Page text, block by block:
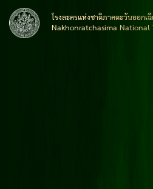
โรงละครแห่งชาติภาคตะวันออกเ
Nakhonratchasima